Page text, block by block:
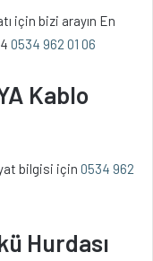
için bizi arayın En
0534 962 01 06
Kablo
bilgisi için 0534 962
Hurdası